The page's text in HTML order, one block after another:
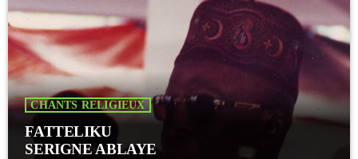
CHANTS RELIGIEUX
FATTELIKU
SERIGNE ABLAYE